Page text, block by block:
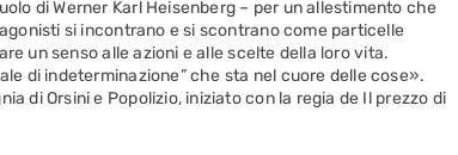
di Werner Karl Heisenberg – per un allestimento che
si incontrano e si scontrano come particelle
un senso alle azioni e alle scelte della loro vita.
di indeterminazione” che sta nel cuore delle cose».
di Orsini e Popolizio, iniziato con la regia de Il prezzo di